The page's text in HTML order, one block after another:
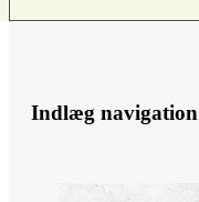
Indlæg navigation